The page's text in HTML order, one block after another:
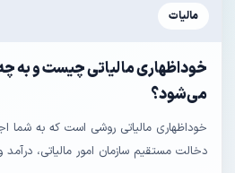
مالیات
خوداظهاری مالیاتی چیست و به
می‌شود؟
خوداظهاری مالیاتی روشی است که به شما
دخالت مستقیم سازمان امور مالیاتی،